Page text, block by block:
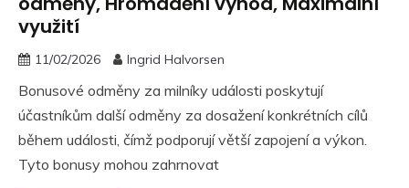
využití
11/02/2026 Ingrid Halvorsen
Bonusové odměny za milníky události poskytují
účastníkům další odměny za dosažení konkrétních cílů
během události, čímž podporují větší zapojení a výkon.
Tyto bonusy mohou zahrnovat